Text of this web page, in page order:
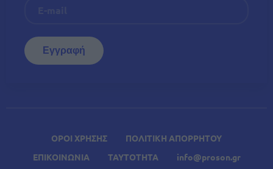
ΟΡΟΙ ΧΡΗΣΗΣ
ΠΟΛΙΤΙΚΗ ΑΠΟΡΡΗΤΟΥ
ΕΠΙΚΟΙΝΩΝΙΑ
ΤΑΥΤΟΤΗΤΑ info@proson.gr